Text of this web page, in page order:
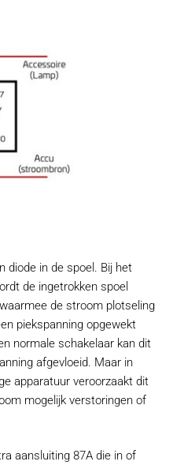
diode in de spoel. Bij het
de ingetrokken spoel
de stroom plotseling
piekspanning opgewekt
normale schakelaar kan dit
afgevloeid. Maar in
apparatuur veroorzaakt dit
mogelijk verstoringen of
aansluiting 87A die in of